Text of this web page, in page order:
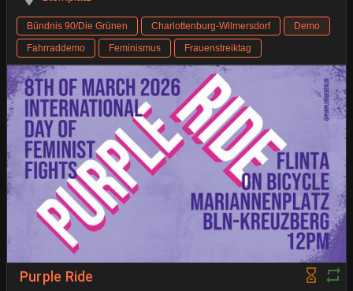
Bündnis 90/Die Grünen Charlottenburg-Wilmersdorf
Demo
Fahrraddemo
Feminismus Frauenstreiktag
Purple Ride